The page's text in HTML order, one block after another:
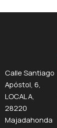
Calle Santiago
Apóstol, 6,
LOCAL A,
28220
Majadahonda